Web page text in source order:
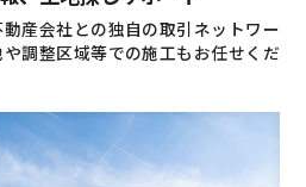
産会社との独自の取引ネットワー
調整区域等での施工もお任せくだ